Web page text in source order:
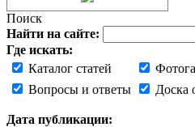
Поиск
Найти на сайте:
Где искать:
Каталог статей
Вопросы и ответы
Доска
Дата публикации: